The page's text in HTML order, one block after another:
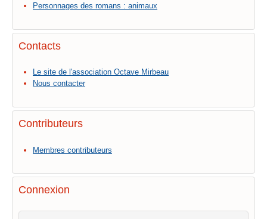
Personnages des romans : animaux
Contacts
Le site de l'association Octave Mirbeau
Nous contacter
Contributeurs
Membres contributeurs
Connexion